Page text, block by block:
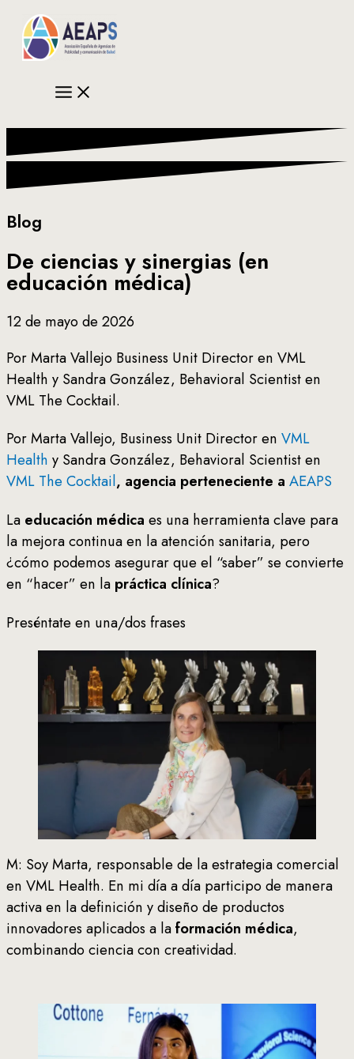
contenido
Blog
De ciencias y sinergias (en
educación médica)
12 de mayo de 2026
Por Marta Vallejo Business Unit Director en VML
Health y Sandra González, Behavioral Scientist en
VML The Cocktail.
Por Marta Vallejo, Business Unit Director en VML
Health y Sandra González, Behavioral Scientist en
VML The Cocktail, agencia perteneciente a AEAPS
La educación médica es una herramienta clave para
la mejora continua en la atención sanitaria, pero
¿cómo podemos asegurar que el “saber” se convierte
en “hacer” en la práctica clínica?
Preséntate en una/dos frases
M: Soy Marta, responsable de la estrategia comercial
en VML Health. En mi día a día participo de manera
activa en la definición y diseño de productos
innovadores aplicados a laformación médica,
combinando ciencia con creatividad.